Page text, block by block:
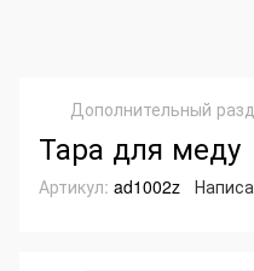
Дополнительный
Тара для меду
Артикул: ad1002z